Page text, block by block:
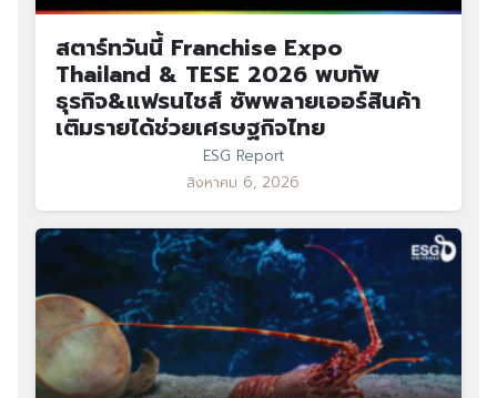
สตาร์ทวันนี้ Franchise Expo
Thailand & TESE 2026 พบทัพ
ธุรกิจ&แฟรนไชส์ ซัพพลายเออร์สินค้า
เติมรายได้ช่วยเศรษฐกิจไทย
ESG Report
สิงหาคม 6, 2026